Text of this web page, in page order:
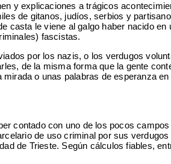
y explicaciones a trágicos
de gitanos, judíos, serbios y
casta le viene al galgo haber nacido en
fascistas.
por los nazis, o los verdugos
de la misma forma que la gente
o unas palabras de esperanza
contado con uno de los pocos
de uso criminal por sus verdugos
de Trieste. Según cálculos fiables,